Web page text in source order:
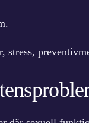
stress,